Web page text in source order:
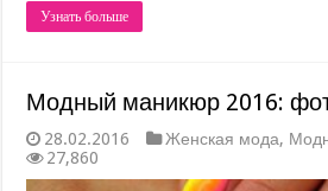
Узнать больше
Модный маникюр 2016:
28.02.2016 Женская мода,
27,860